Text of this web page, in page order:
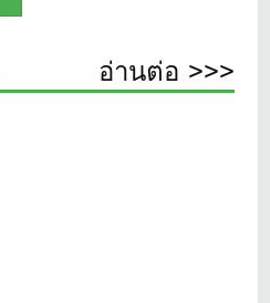
อ่านต่อ >>>